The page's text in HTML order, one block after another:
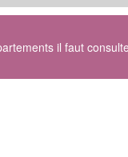
il faut